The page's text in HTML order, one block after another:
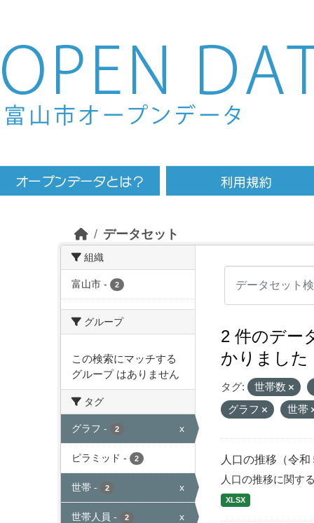
Skip to main content
データセット
組織
富山市 - 2
グループ
この検索にマッチする
グループ はありません
タグ
グラフ - 2 x
ピラミッド - 2
世帯 - 2 x
世帯人員 - 2 x
2 件のデー
かりました
タグ: 世帯数
グラフ
世帯
人口の推移（令和
人口の推移に関す
XLSX